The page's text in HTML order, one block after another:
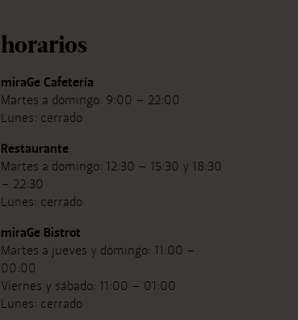
horarios
miraGe Cafetería
Martes a domingo: 9:00 – 22:00
Lunes: cerrado
Restaurante
Martes a domingo: 12:30 – 15:30 y 18:30
– 22:30
Lunes: cerrado
miraGe Bistrot
Martes a jueves y domingo: 11:00 –
00:00
Viernes y sábado: 11:00 – 01:00
Lunes: cerrado